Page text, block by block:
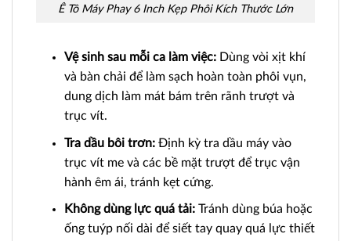
Ê Tô Máy Phay 6 Inch Kẹp Phôi Kích Thước Lớn
Vệ sinh sau mỗi ca làm việc:Dùng vòi xịt khí
và bàn chải để làm sạch hoàn toàn phôi vụn,
dung dịch làm mát bám trên rãnh trượt và
trục vít.
Tra dầu bôi trơn:Định kỳ tra dầu máy vào
trục vít me và các bề mặt trượt để trục vận
hành êm ái, tránh kẹt cứng.
Không dùng lực quá tải:Tránh dùng búa hoặc
ống tuýp nối dài để siết tay quay quá lực thiết